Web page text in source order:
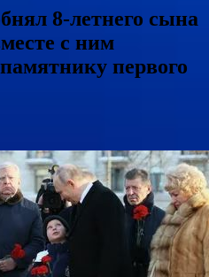
8-летнего сына
с ним
первого